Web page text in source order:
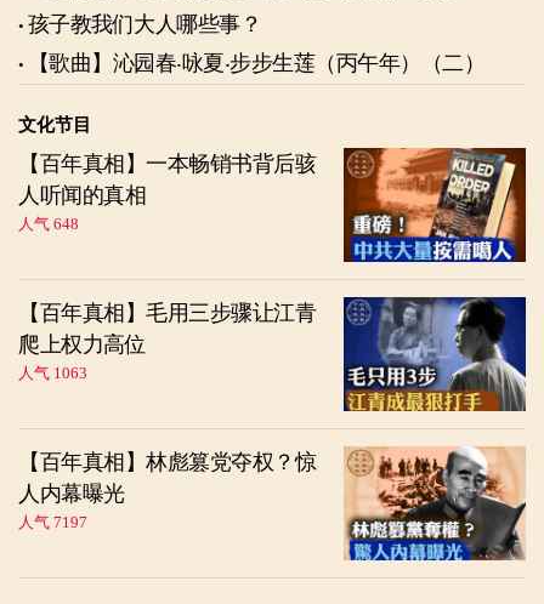
孩子教我们大人哪些事？
【歌曲】沁园春‧咏夏‧步步生莲（丙午年）（二）
文化节目
【百年真相】一本畅销书背后骇
人听闻的真相
人气 648
【百年真相】毛用三步骤让江青
爬上权力高位
人气 1063
【百年真相】林彪篡党夺权？惊
人内幕曝光
人气 7197